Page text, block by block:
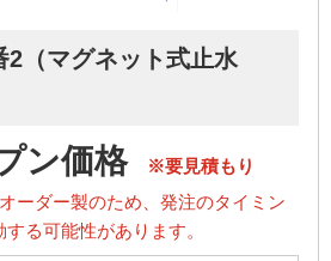
2（マグネット式止水
ン価格
※要見積もり
ーダー製のため、発注のタイミン
る可能性があります。